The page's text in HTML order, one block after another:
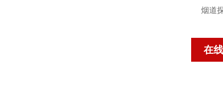
烟道
在